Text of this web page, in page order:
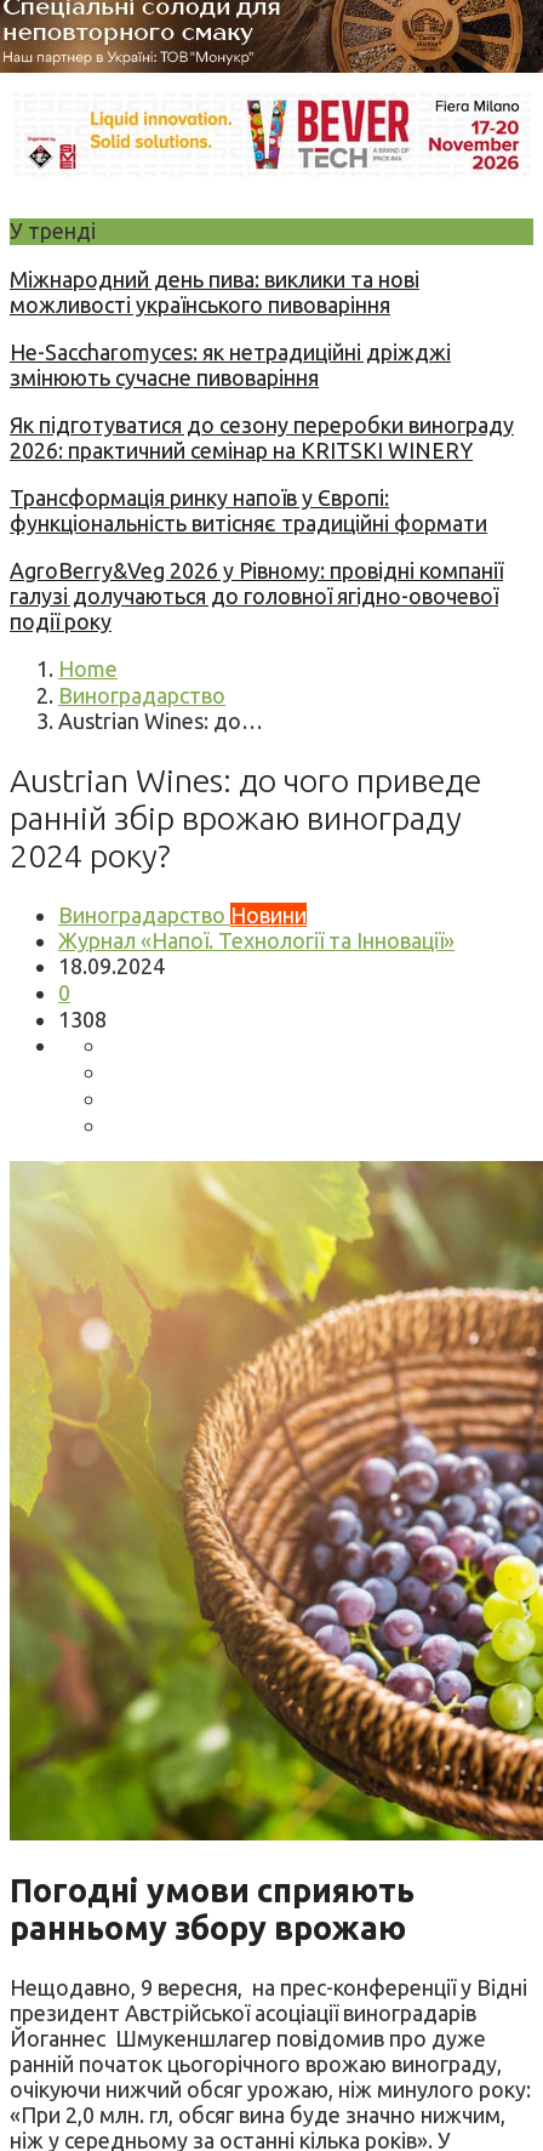
У тренді
Міжнародний день пива: виклики та нові
можливості українського пивоваріння
Не-Saccharomyces: як нетрадиційні дріжджі
змінюють сучасне пивоваріння
Як підготуватися до сезону переробки винограду
2026: практичний семінар на KRITSKI WINERY
Трансформація ринку напоїв у Європі:
функціональність витісняє традиційні формати
AgroBerry&Veg 2026 у Рівному: провідні компанії
галузі долучаються до головної ягідно-овочевої
події року
Home
Виноградарство
Austrian Wines: до…
Austrian Wines: до чого приведе
ранній збір врожаю винограду
2024 року?
Виноградарство Новини
Журнал «Напої. Технології та Інновації»
18.09.2024
0
1308
Погодні умови сприяють
ранньому збору врожаю
Нещодавно, 9 вересня, на прес-конференції у Відні
президент Австрійської асоціації виноградарів
Йоганнес Шмукеншлагер повідомив про дуже
ранній початок цьогорічного врожаю винограду,
очікуючи нижчий обсяг урожаю, ніж минулого року:
«При 2,0 млн. гл, обсяг вина буде значно нижчим,
ніж у середньому за останні кілька років». У